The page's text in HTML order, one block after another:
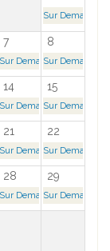
Sur Demande >
7 8
Sur Demande >Sur Demande >
14 15
Sur Demande >Sur Demande >
21 22
Sur Demande >Sur Demande >
28 29
Sur Demande >Sur Demande >